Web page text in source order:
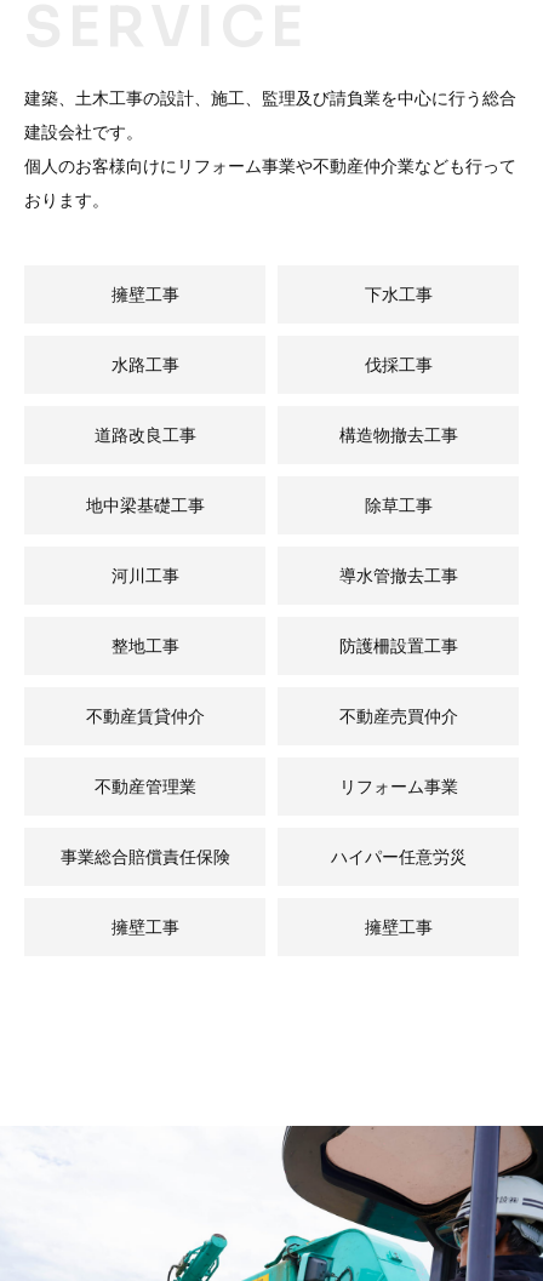
建築、土木工事の設計、施工、監理及び請負業を中心に行う総合
建設会社です。
個人のお客様向けにリフォーム事業や不動産仲介業なども行って
おります。
擁壁工事 下水工事
水路工事 伐採工事
道路改良工事 構造物撤去工事
地中梁基礎工事 除草工事
河川工事 導水管撤去工事
整地工事 防護柵設置工事
不動産賃貸仲介 不動産売買仲介
不動産管理業 リフォーム事業
事業総合賠償責任保険 ハイパー任意労災
擁壁工事 擁壁工事